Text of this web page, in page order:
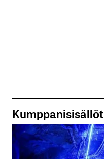
Kumppanisisällöt